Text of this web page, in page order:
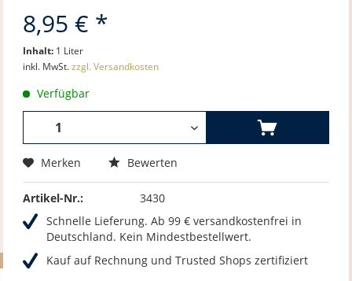
8,95 € *
Inhalt: 1 Liter
inkl. MwSt.zzgl. Versandkosten
Verfügbar
Merken Bewerten
Artikel-Nr.:
3430
Schnelle Lieferung. Ab 99 € versandkostenfrei in
Deutschland. Kein Mindestbestellwert.
Kauf auf Rechnung und Trusted Shops zertifiziert